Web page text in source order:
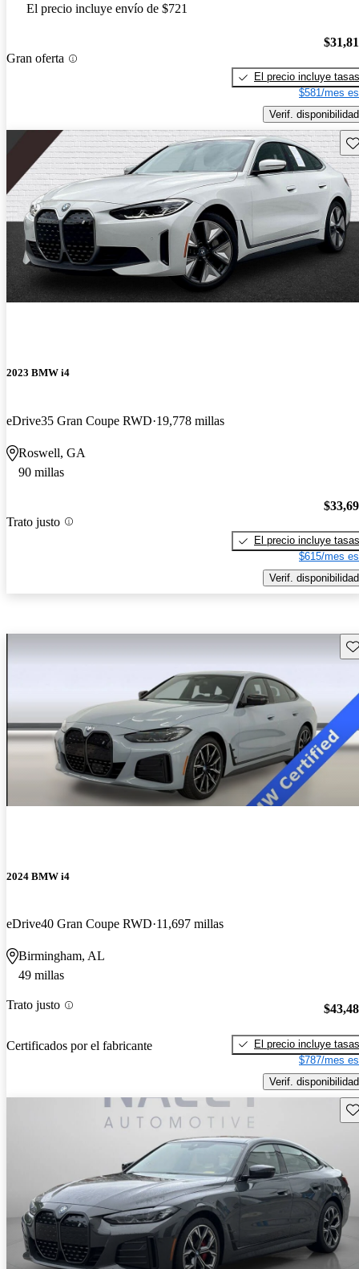
El precio incluye envío de $721
Gran oferta
El precio incluye tasas
$581/mes
Verif. disponibilidad
2023 BMW i4
eDrive35 Gran Coupe RWD 19,778 millas
Roswell, GA
90 millas
Trato justo
El precio incluye tasas
$615/mes
Verif. disponibilidad
2024 BMW i4
eDrive40 Gran Coupe RWD 11,697 millas
Birmingham, AL
49 millas
Trato justo
Certificados por el fabricante
El precio incluye tasas
$787/mes
Verif. disponibilidad